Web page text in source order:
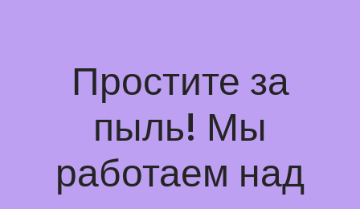
Простите за
пыль! Мы
работаем над